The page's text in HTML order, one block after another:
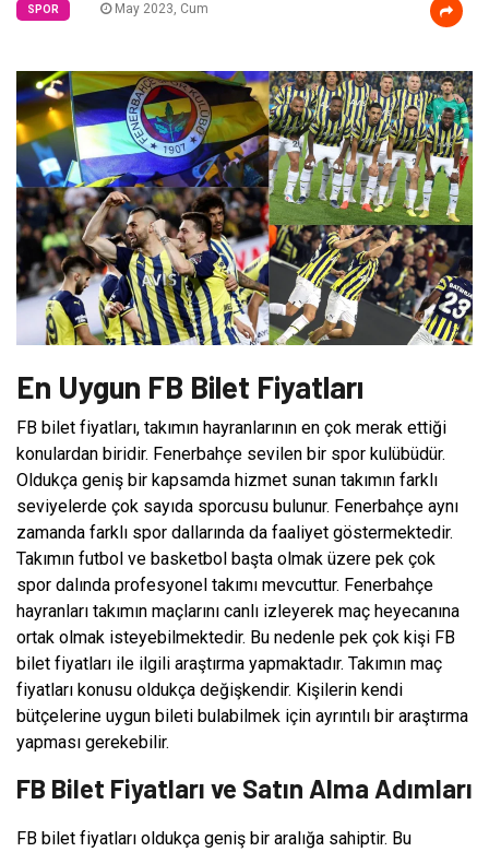
SPOR May 2023, Cum
En Uygun FB Bilet Fiyatları
FB bilet fiyatları, takımın hayranlarının en çok merak ettiği
konulardan biridir. Fenerbahçe sevilen bir spor kulübüdür.
Oldukça geniş bir kapsamda hizmet sunan takımın farklı
seviyelerde çok sayıda sporcusu bulunur. Fenerbahçe aynı
zamanda farklı spor dallarında da faaliyet göstermektedir.
Takımın futbol ve basketbol başta olmak üzere pek çok
spor dalında profesyonel takımı mevcuttur. Fenerbahçe
hayranları takımın maçlarını canlı izleyerek maç heyecanına
ortak olmak isteyebilmektedir. Bu nedenle pek çok kişi FB
bilet fiyatları ile ilgili araştırma yapmaktadır. Takımın maç
fiyatları konusu oldukça değişkendir. Kişilerin kendi
bütçelerine uygun bileti bulabilmek için ayrıntılı bir araştırma
yapması gerekebilir.
FB Bilet Fiyatları ve Satın Alma Adımları
FB bilet fiyatları oldukça geniş bir aralığa sahiptir. Bu